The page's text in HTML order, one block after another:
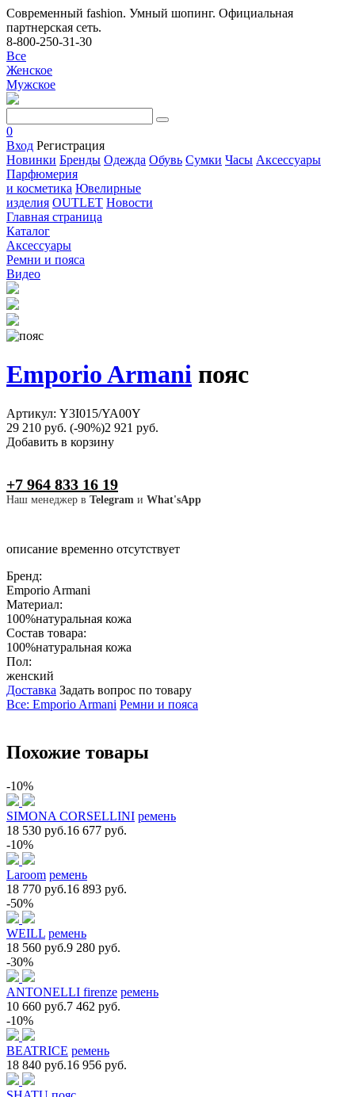
Современный fashion. Умный шопинг. Официальная
партнерская сеть.
8-800-250-31-30
Все
Женское
Мужское
0
Вход Регистрация
Новинки Бренды Одежда Обувь Сумки Часы Аксессуары
Парфюмерия
и косметика Ювелирные
изделия OUTLET Новости
Главная страница
Каталог
Аксессуары
Ремни и пояса
Видео
Emporio Armani пояс
Артикул: Y3I015/YA00Y
29 210 руб. (-90%)2 921 руб.
Добавить в корзину
+7 964 833 16 19
Наш менеджер в Telegram и What'sApp
описание временно отсутствует
Бренд:
Emporio Armani
Материал:
100%натуральная кожа
Состав товара:
100%натуральная кожа
Пол:
женский
Доставка Задать вопрос по товару
Все: Emporio Armani Ремни и пояса
Похожие товары
-10%
SIMONA CORSELLINI ремень
18 530 руб.16 677 руб.
-10%
Laroom ремень
18 770 руб.16 893 руб.
-50%
WEILL ремень
18 560 руб.9 280 руб.
-30%
ANTONELLI firenze ремень
10 660 руб.7 462 руб.
-10%
BEATRICE ремень
18 840 руб.16 956 руб.